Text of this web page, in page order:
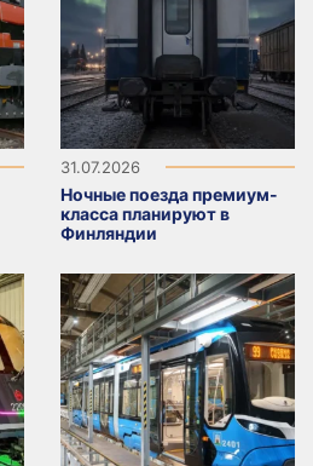
31.07.2026
Ночные поезда премиум-
класса планируют в
Финляндии